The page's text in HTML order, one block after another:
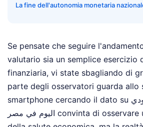
La fine dell'autonomia monetaria
Se pensate che seguire
valutario sia un semplice esercizio
finanziaria, vi state sbagliando di
parte degli osservatori guarda allo
smartphone cercando il dato su سعر الريال السعودي
اليوم في مصر convinta di osservare un termometro